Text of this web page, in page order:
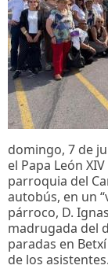
domingo, 7 de
el Papa León
parroquia del
autobús, en un
párroco, D.
madrugada del
paradas en
de los asistentes.